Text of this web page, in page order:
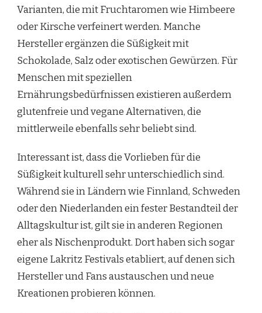
Varianten, die mit Fruchtaromen wie Himbeere
oder Kirsche verfeinert werden. Manche
Hersteller ergänzen die Süßigkeit mit
Schokolade, Salz oder exotischen Gewürzen. Für
Menschen mit speziellen
Ernährungsbedürfnissen existieren außerdem
glutenfreie und vegane Alternativen, die
mittlerweile ebenfalls sehr beliebt sind.
Interessant ist, dass die Vorlieben für die
Süßigkeit kulturell sehr unterschiedlich sind.
Während sie in Ländern wie Finnland, Schweden
oder den Niederlanden ein fester Bestandteil der
Alltagskultur ist, gilt sie in anderen Regionen
eher als Nischenprodukt. Dort haben sich sogar
eigene Lakritz Festivals etabliert, auf denen sich
Hersteller und Fans austauschen und neue
Kreationen probieren können.